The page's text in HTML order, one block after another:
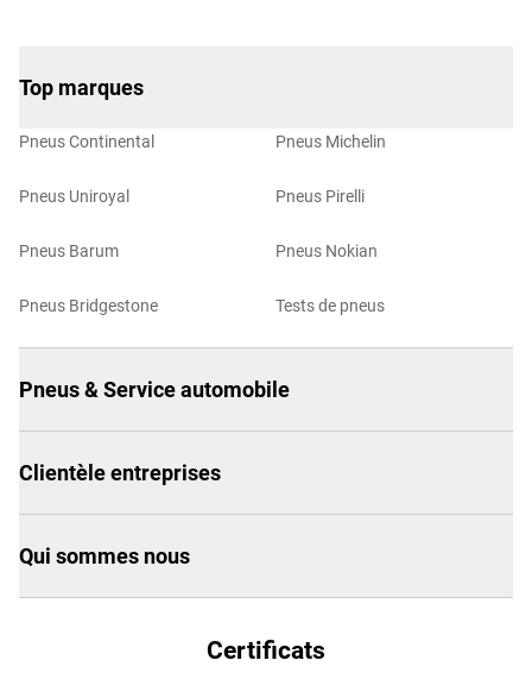
Top marques
Pneus Continental
Pneus Uniroyal
Pneus Barum
Pneus Bridgestone
Pneus Michelin
Pneus Pirelli
Pneus Nokian
Tests de pneus
Pneus & Service automobile
Clientèle entreprises
Qui sommes nous
Certificats